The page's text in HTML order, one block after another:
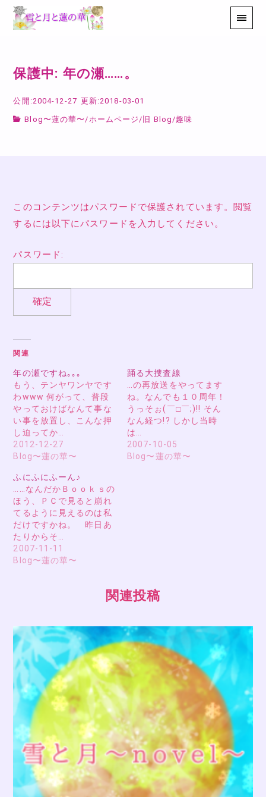
保護中: 年の瀬……。
公開:2004-12-27 更新:2018-03-01
Blog〜蓮の華〜 / ホームページ / 旧 Blog /趣味
このコンテンツはパスワードで保護されています。閲覧
するには以下にパスワードを入力してください。
パスワード:
関連
年の瀬ですね｡｡｡
もう、テンヤワンヤです
わwww 何がって、普段
やっておけばなんて事な
い事を放置し、こんな押
し迫ってか…
2012-12-27
Blog〜蓮の華〜
踊る大捜査線
…の再放送をやってます
ね。なんでも１０周年！
うっそぉ(￣□￣;)!! そん
なん経つ!? しかし当時
は…
2007-10-05
Blog〜蓮の華〜
ふにふにふーん♪
……なんだかＢｏｏｋｓの
ほう、ＰＣで見ると崩れ
てるように見えるのは私
だけですかね。 昨日あ
たりからそ…
2007-11-11
Blog〜蓮の華〜
関連投稿